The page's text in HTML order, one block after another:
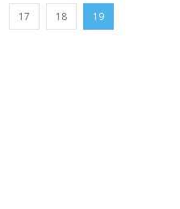
17 18 19